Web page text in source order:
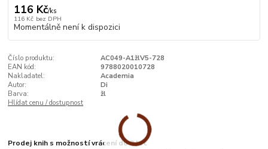
116 Kč/ks
116 Kč bez DPH
Momentálně není k dispozici
Číslo produktu:
AC049-A1žlV5-728
EAN kód:
9788020010728
Nakladatel:
Academia
Autor:
Di
Barva:
žl
Hlídat cenu / dostupnost
Prodej knih s možností vrácení do 3 let